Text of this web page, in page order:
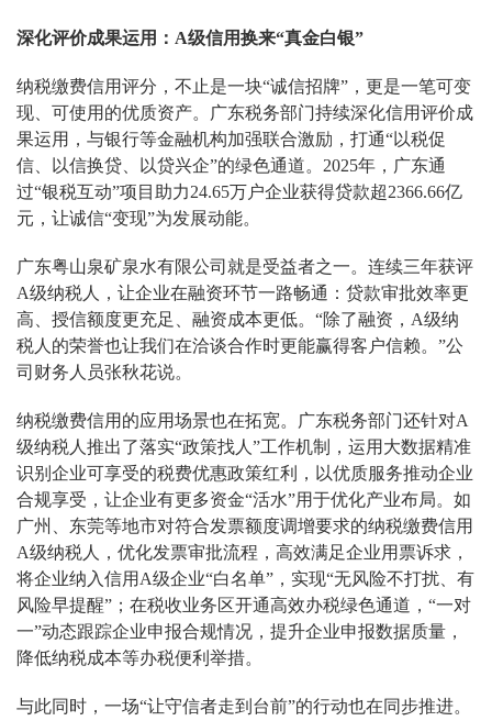
深化评价成果运用：A级信用换来“真金白银”
纳税缴费信用评分，不止是一块“诚信招牌”，更是一笔可变
现、可使用的优质资产。广东税务部门持续深化信用评价成
果运用，与银行等金融机构加强联合激励，打通“以税促
信、以信换贷、以贷兴企”的绿色通道。2025年，广东通
过“银税互动”项目助力24.65万户企业获得贷款超2366.66亿
元，让诚信“变现”为发展动能。
广东粤山泉矿泉水有限公司就是受益者之一。连续三年获评
A级纳税人，让企业在融资环节一路畅通：贷款审批效率更
高、授信额度更充足、融资成本更低。“除了融资，A级纳
税人的荣誉也让我们在洽谈合作时更能赢得客户信赖。”公
司财务人员张秋花说。
纳税缴费信用的应用场景也在拓宽。广东税务部门还针对A
级纳税人推出了落实“政策找人”工作机制，运用大数据精准
识别企业可享受的税费优惠政策红利，以优质服务推动企业
合规享受，让企业有更多资金“活水”用于优化产业布局。如
广州、东莞等地市对符合发票额度调增要求的纳税缴费信用
A级纳税人，优化发票审批流程，高效满足企业用票诉求，
将企业纳入信用A级企业“白名单”，实现“无风险不打扰、有
风险早提醒”；在税收业务区开通高效办税绿色通道，“一对
一”动态跟踪企业申报合规情况，提升企业申报数据质量，
降低纳税成本等办税便利举措。
与此同时，一场“让守信者走到台前”的行动也在同步推进。